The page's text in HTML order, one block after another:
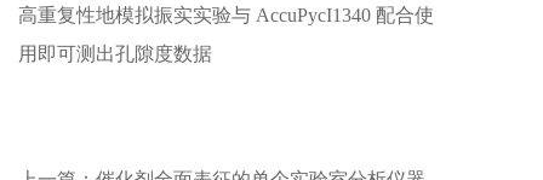
高重复性地模拟振实实验与 AccuPycI1340 配合使
用即可测出孔隙度数据